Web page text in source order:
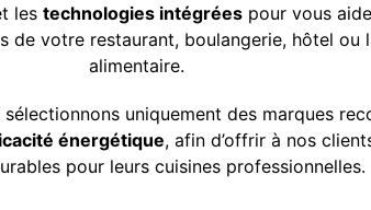
les technologies intégréespour vous
de votre restaurant, boulangerie, hôtel ou
alimentaire.
uniquement des marques
énergétique, afin d’offrir à nos
pour leurs cuisines professionnelles.